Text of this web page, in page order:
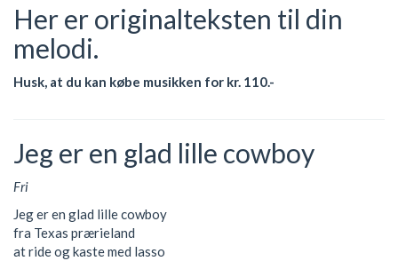
Her er originalteksten til din
melodi.
Husk, at du kan købe musikken for kr. 110.-
Jeg er en glad lille cowboy
Fri
Jeg er en glad lille cowboy
fra Texas prærieland
at ride og kaste med lasso